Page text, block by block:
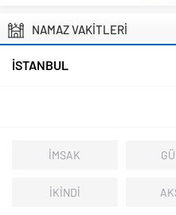
NAMAZ VAKİTLERİ
İSTANBUL
İMSAK
İKİNDİ